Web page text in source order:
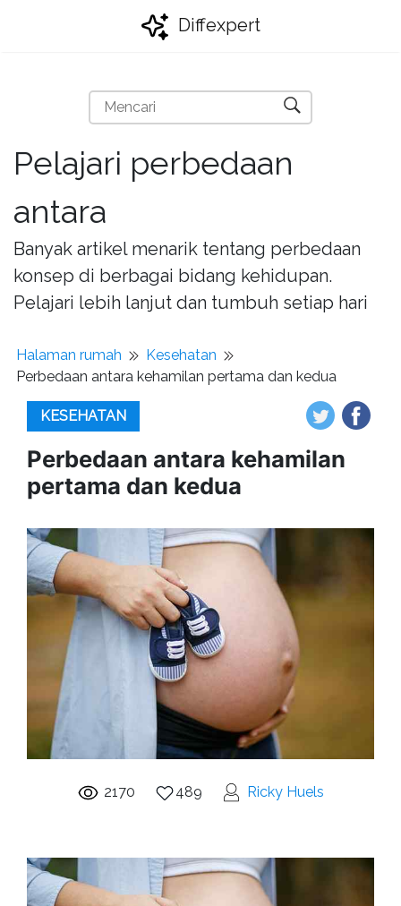
Diffexpert
Pelajari perbedaan
antara
Banyak artikel menarik tentang perbedaan
konsep di berbagai bidang kehidupan.
Pelajari lebih lanjut dan tumbuh setiap hari
Halaman rumah
Kesehatan
Perbedaan antara kehamilan pertama dan kedua
KESEHATAN
Perbedaan antara kehamilan
pertama dan kedua
2170 489 Ricky Huels